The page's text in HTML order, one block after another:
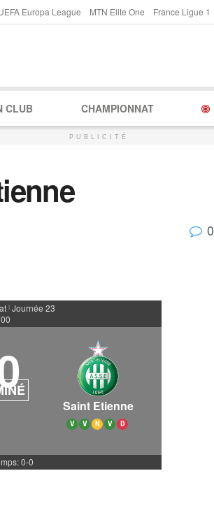
Europa League MTN Elite One France Ligue 1
CLUB CHAMPIONNAT
PUBLICITÉ
0
| Journée 23
Saint Etienne
V V N V D
0-0